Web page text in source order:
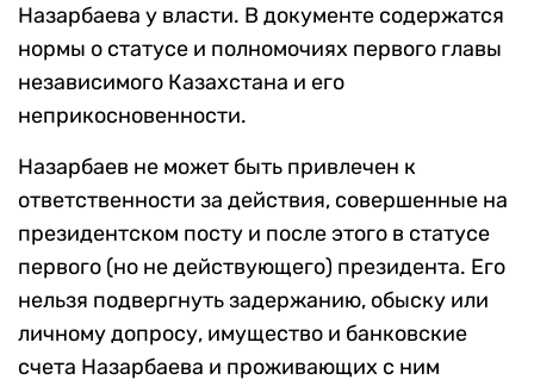
Назарбаева у власти. В документе содержатся
нормы о статусе и полномочиях первого главы
независимого Казахстана и его
неприкосновенности.
Назарбаев не может быть привлечен к
ответственности за действия, совершенные на
президентском посту и после этого в статусе
первого (но не действующего) президента. Его
нельзя подвергнуть задержанию, обыску или
личному допросу, имущество и банковские
счета Назарбаева и проживающих с ним